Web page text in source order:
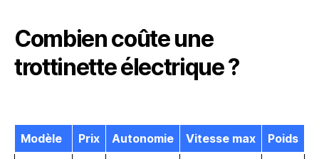
Combien coûte une
trottinette électrique ?
Modèle Prix Autonomie Vitesse max Poids